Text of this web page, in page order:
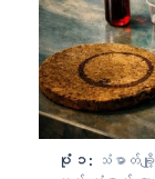
ပုံ ၁: သံဓာတ်ခ